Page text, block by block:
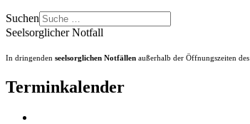
Suchen
Seelsorglicher Notfall
In dringenden seelsorglichen Notfällen außerhalb der Öffnungszeiten des
Terminkalender